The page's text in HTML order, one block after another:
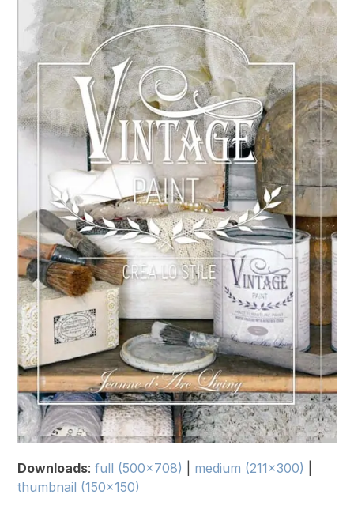
Downloads:full (500x708) medium (211x300)
thumbnail (150x150)